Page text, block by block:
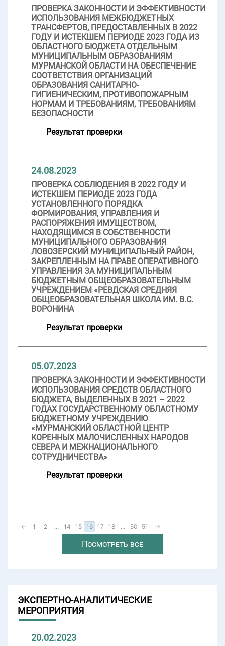
ПРОВЕРКА ЗАКОННОСТИ И ЭФФЕКТИВНОСТИ
ИСПОЛЬЗОВАНИЯ МЕЖБЮДЖЕТНЫХ
ТРАНСФЕРТОВ, ПРЕДОСТАВЛЕННЫХ В 2022
ГОДУ И ИСТЕКШЕМ ПЕРИОДЕ 2023 ГОДА ИЗ
ОБЛАСТНОГО БЮДЖЕТА ОТДЕЛЬНЫМ
МУНИЦИПАЛЬНЫМ ОБРАЗОВАНИЯМ
МУРМАНСКОЙ ОБЛАСТИ НА ОБЕСПЕЧЕНИЕ
СООТВЕТСТВИЯ ОРГАНИЗАЦИЙ
ОБРАЗОВАНИЯ САНИТАРНО-
ГИГИЕНИЧЕСКИМ, ПРОТИВОПОЖАРНЫМ
НОРМАМ И ТРЕБОВАНИЯМ, ТРЕБОВАНИЯМ
БЕЗОПАСНОСТИ
Результат проверки
24.08.2023
ПРОВЕРКА СОБЛЮДЕНИЯ В 2022 ГОДУ И
ИСТЕКШЕМ ПЕРИОДЕ 2023 ГОДА
УСТАНОВЛЕННОГО ПОРЯДКА
ФОРМИРОВАНИЯ, УПРАВЛЕНИЯ И
РАСПОРЯЖЕНИЯ ИМУЩЕСТВОМ,
НАХОДЯЩИМСЯ В СОБСТВЕННОСТИ
МУНИЦИПАЛЬНОГО ОБРАЗОВАНИЯ
ЛОВОЗЕРСКИЙ МУНИЦИПАЛЬНЫЙ РАЙОН,
ЗАКРЕПЛЕННЫМ НА ПРАВЕ ОПЕРАТИВНОГО
УПРАВЛЕНИЯ ЗА МУНИЦИПАЛЬНЫМ
БЮДЖЕТНЫМ ОБЩЕОБРАЗОВАТЕЛЬНЫМ
УЧРЕЖДЕНИЕМ «РЕВДСКАЯ СРЕДНЯЯ
ОБЩЕОБРАЗОВАТЕЛЬНАЯ ШКОЛА ИМ. В.С.
ВОРОНИНА
Результат проверки
05.07.2023
ПРОВЕРКА ЗАКОННОСТИ И ЭФФЕКТИВНОСТИ
ИСПОЛЬЗОВАНИЯ СРЕДСТВ ОБЛАСТНОГО
БЮДЖЕТА, ВЫДЕЛЕННЫХ В 2021 – 2022
ГОДАХ ГОСУДАРСТВЕННОМУ ОБЛАСТНОМУ
БЮДЖЕТНОМУ УЧРЕЖДЕНИЮ
«МУРМАНСКИЙ ОБЛАСТНОЙ ЦЕНТР
КОРЕННЫХ МАЛОЧИСЛЕННЫХ НАРОДОВ
СЕВЕРА И МЕЖНАЦИОНАЛЬНОГО
СОТРУДНИЧЕСТВА»
Результат проверки
← 1 2 ... 14 15 16 17 18 ... 50 51 →
Посмотреть все
ЭКСПЕРТНО-АНАЛИТИЧЕСКИЕ
МЕРОПРИЯТИЯ
20.02.2023